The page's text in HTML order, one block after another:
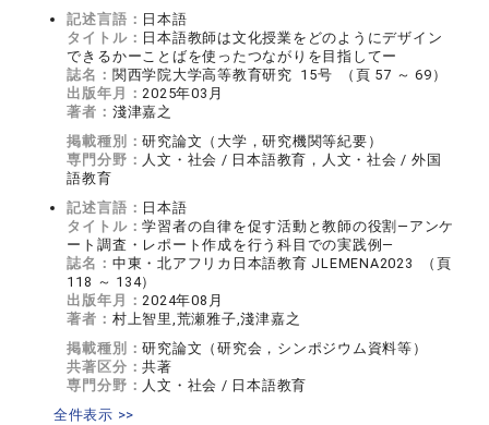
記述言語： 日本語
タイトル： 日本語教師は文化授業をどのようにデザイン
できるかーことばを使ったつながりを目指してー
誌名： 関西学院大学高等教育研究 15号 （頁 57 ～ 69）
出版年月：2025年03月
著者： 淺津嘉之
掲載種別：研究論文（大学，研究機関等紀要）
専門分野： 人文・社会 / 日本語教育，人文・社会 / 外国
語教育
記述言語： 日本語
タイトル：学習者の自律を促す活動と教師の役割―アンケ
ート調査・レポート作成を行う科目での実践例―
誌名： 中東・北アフリカ日本語教育 JLEMENA2023 （頁
118 ～ 134）
出版年月：2024年08月
著者： 村上智里,荒瀬雅子,淺津嘉之
掲載種別：研究論文（研究会，シンポジウム資料等）
共著区分：共著
専門分野： 人文・社会 / 日本語教育
全件表示 >>